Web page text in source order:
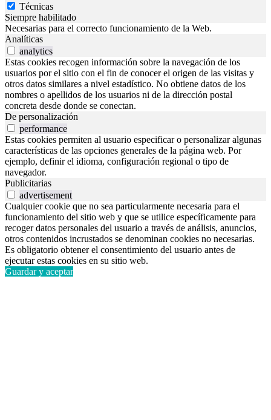
Técnicas
Siempre habilitado
Necesarias para el correcto funcionamiento de la Web.
Analíticas
analytics
Estas cookies recogen información sobre la navegación de los
usuarios por el sitio con el fin de conocer el origen de las visitas y
otros datos similares a nivel estadístico. No obtiene datos de los
nombres o apellidos de los usuarios ni de la dirección postal
concreta desde donde se conectan.
De personalización
performance
Estas cookies permiten al usuario especificar o personalizar algunas
características de las opciones generales de la página web. Por
ejemplo, definir el idioma, configuración regional o tipo de
navegador.
Publicitarias
advertisement
Cualquier cookie que no sea particularmente necesaria para el
funcionamiento del sitio web y que se utilice específicamente para
recoger datos personales del usuario a través de análisis, anuncios,
otros contenidos incrustados se denominan cookies no necesarias.
Es obligatorio obtener el consentimiento del usuario antes de
ejecutar estas cookies en su sitio web.
Guardar y aceptar